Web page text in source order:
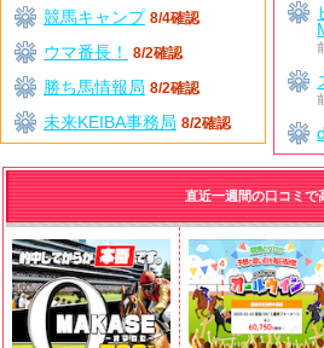
競馬キャンプ 8/4確認
ウマ番長！ 8/2確認
勝ち馬情報局 8/2確認
未来KEIBA事務局 8/2確認
直近一週間の口コミで